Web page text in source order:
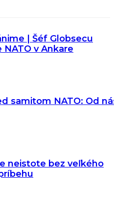
| Šéf Globsecu
v Ankare
samitom NATO: Od
neistote bez veľkého